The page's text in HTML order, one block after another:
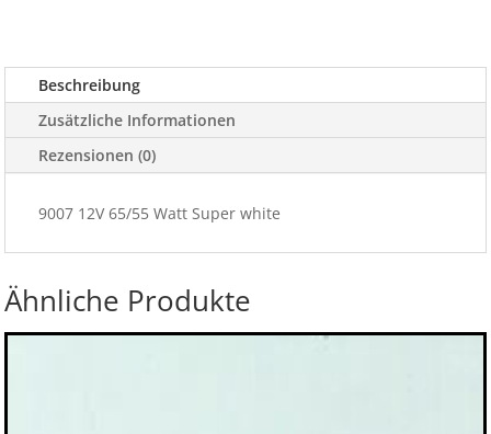
Beschreibung
Zusätzliche Informationen
Rezensionen (0)
9007 12V 65/55 Watt Super white
Ähnliche Produkte